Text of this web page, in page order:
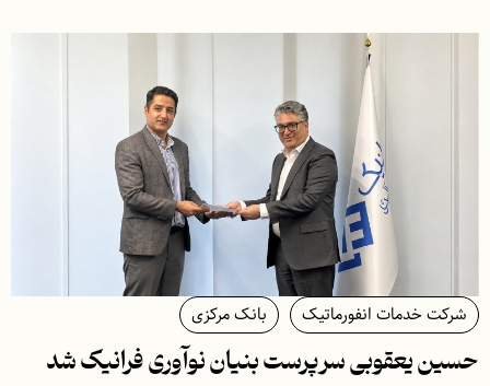
شرکت خدمات انفورماتیک بانک مرکزی
حسین یعقوبی سرپرست بنیان نوآوری فرانیک شد